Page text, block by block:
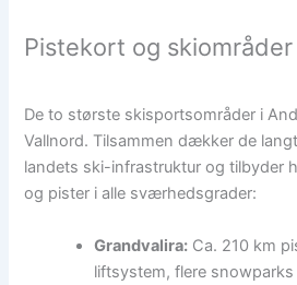
Pistekort og
De to største skisportsområder i
Vallnord. Tilsammen dækker de
landets ski-infrastruktur og tilbyder
og pister i alle sværhedsgrader:
Grandvalira: Ca. 210 km
liftsystem, flere